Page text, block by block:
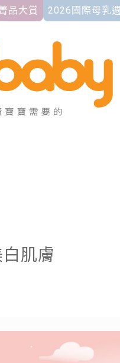
品大賞 2026國際母乳週
肌膚